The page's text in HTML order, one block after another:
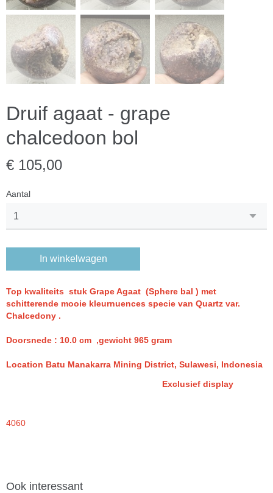
Druif agaat - grape
chalcedoon bol
€ 105,00
Aantal
In winkelwagen
Top kwaliteits stuk Grape Agaat (Sphere bal ) met
schitterende mooie kleurnuences specie van Quartz var.
Chalcedony .
Doorsnede : 10.0 cm ,gewicht 965 gram
Location Batu Manakarra Mining District, Sulawesi, Indonesia
Exclusief display
4060
Ook interessant